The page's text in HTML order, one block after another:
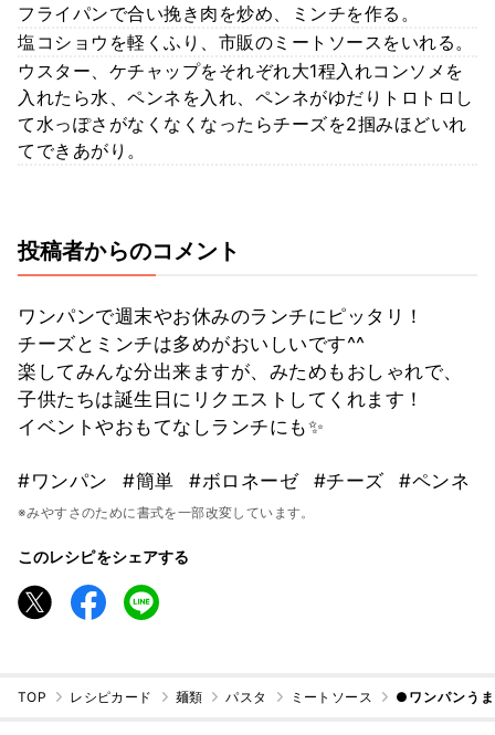
フライパンで合い挽き肉を炒め、ミンチを作る。
塩コショウを軽くふり、市販のミートソースをいれる。
ウスター、ケチャップをそれぞれ大1程入れコンソメを
入れたら水、ペンネを入れ、ペンネがゆだりトロトロし
て水っぽさがなくなくなったらチーズを2掴みほどいれ
てできあがり。
投稿者からのコメント
ワンパンで週末やお休みのランチにピッタリ！
チーズとミンチは多めがおいしいです^^
楽してみんな分出来ますが、みためもおしゃれで、
子供たちは誕生日にリクエストしてくれます！
イベントやおもてなしランチにも✨
#ワンパン #簡単 #ボロネーゼ #チーズ #ペンネ
※みやすさのために書式を一部改変しています。
このレシピをシェアする
TOP レシピカード 麺類 パスタ ミートソース ●ワンパンう